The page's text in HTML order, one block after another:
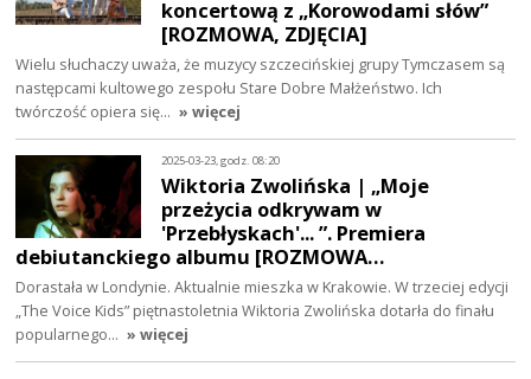
koncertową z „Korowodami słów”
[ROZMOWA, ZDJĘCIA]
Wielu słuchaczy uważa, że muzycy szczecińskiej grupy Tymczasem są
następcami kultowego zespołu Stare Dobre Małżeństwo. Ich
twórczość opiera się… » więcej
2025-03-23, godz. 08:20
Wiktoria Zwolińska | „Moje
przeżycia odkrywam w
'Przebłyskach'... ”. Premiera
debiutanckiego albumu [ROZMOWA…
Dorastała w Londynie. Aktualnie mieszka w Krakowie. W trzeciej edycji
„The Voice Kids” piętnastoletnia Wiktoria Zwolińska dotarła do finału
popularnego… » więcej